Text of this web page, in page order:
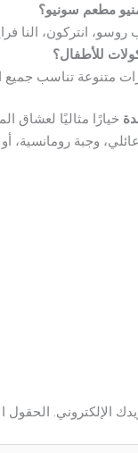
مطعم سونيو؟
للأطفال؟
متنوعة تناسب جميع
خيارًا مثاليًا لعشاق
وجبة رومانسية،
الإلكتروني. الحقول